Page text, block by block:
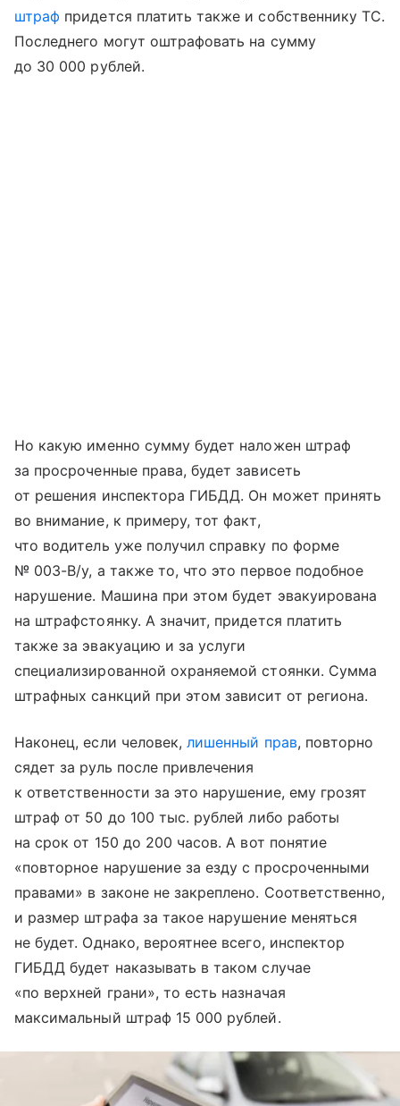
штраф придется платить также и собственнику ТС.
Последнего могут оштрафовать на сумму
до 30 000 рублей.
Но какую именно сумму будет наложен штраф
за просроченные права, будет зависеть
от решения инспектора ГИБДД. Он может принять
во внимание, к примеру, тот факт,
что водитель уже получил справку по форме
№ 003-В/у, а также то, что это первое подобное
нарушение. Машина при этом будет эвакуирована
на штрафстоянку. А значит, придется платить
также за эвакуацию и за услуги
специализированной охраняемой стоянки. Сумма
штрафных санкций при этом зависит от региона.
Наконец, если человек,лишенный прав, повторно
сядет за руль после привлечения
к ответственности за это нарушение, ему грозят
штраф от 50 до 100 тыс. рублей либо работы
на срок от 150 до 200 часов. А вот понятие
«повторное нарушение за езду с просроченными
правами» в законе не закреплено. Соответственно,
и размер штрафа за такое нарушение меняться
не будет. Однако, вероятнее всего, инспектор
ГИБДД будет наказывать в таком случае
«по верхней грани», то есть назначая
максимальный штраф 15 000 рублей.